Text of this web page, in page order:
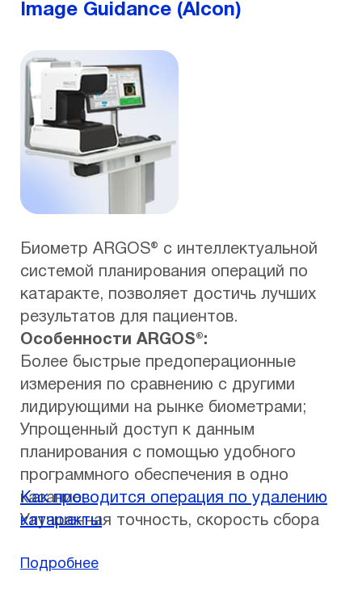
Image Guidance (Alcon)
Биометр ARGOS® с интеллектуальной
системой планирования операций по
катаракте, позволяет достичь лучших
результатов для пациентов.
Особенности ARGOS®:
Более быстрые предоперационные
измерения по сравнению с другими
лидирующими на рынке биометрами;
Упрощенный доступ к данным
планирования с помощью удобного
программного обеспечения в одно
касание;
Улучшенная точность, скорость сбора
высокая повторяемость для точных
Как проводится операция по удалению
катаракты
Подробнее